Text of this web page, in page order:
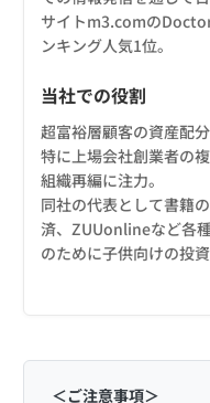
サイトm3.comの
ンキング人気1位。
当社での役割
超富裕層顧客の資産配
特に上場会社創業者の
組織再編に注力。
同社の代表として書籍
済、ZUUonlineなど各
のために子供向けの投
＜ご注意事項＞